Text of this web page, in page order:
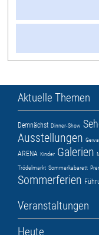
Aktuelle Themen
Demnächst Dinner-Show
Ausstellungen
ARENA Kinder Galerien
Trödelmarkt Sommerkabarett
Sommerferien
Veranstaltungen
Heute